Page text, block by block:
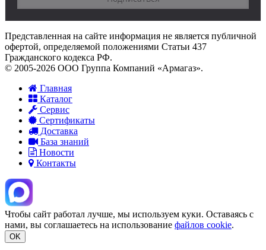
Представленная на сайте информация не является публичной
офертой, определяемой положениями Статьи 437
Гражданского кодекса РФ.
© 2005-2026 ООО Группа Компаний «Армагаз».
Главная
Каталог
Сервис
Сертификаты
Доставка
База знаний
Новости
Контакты
Чтобы сайт работал лучше, мы используем куки. Оставаясь с
нами, вы соглашаетесь на использование файлов cookie.
OK